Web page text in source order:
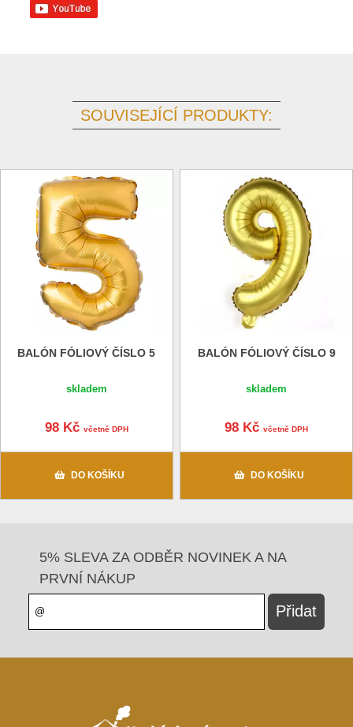
SOUVISEJÍCÍ PRODUKTY:
BALÓN FÓLIOVÝ ČÍSLO 5
skladem
98 Kč včetně DPH
DO KOŠÍKU
BALÓN FÓLIOVÝ ČÍSLO 9
skladem
98 Kčvčetně DPH
DO KOŠÍKU
5% SLEVA ZA ODBĚR NOVINEK A NA
PRVNÍ NÁKUP